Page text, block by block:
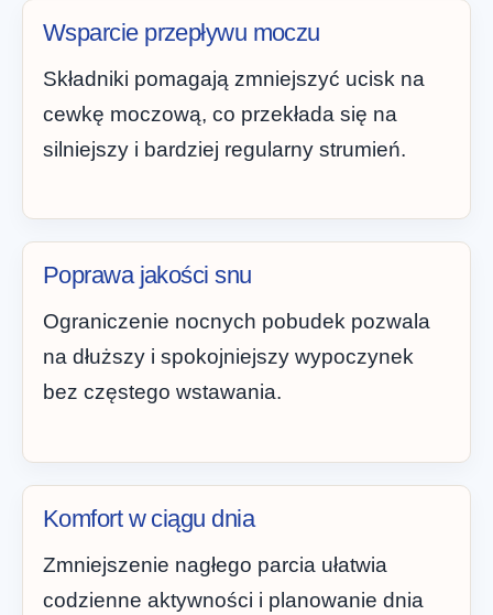
Wsparcie przepływu moczu
Składniki pomagają zmniejszyć ucisk na
cewkę moczową, co przekłada się na
silniejszy i bardziej regularny strumień.
Poprawa jakości snu
Ograniczenie nocnych pobudek pozwala
na dłuższy i spokojniejszy wypoczynek
bez częstego wstawania.
Komfort w ciągu dnia
Zmniejszenie nagłego parcia ułatwia
codzienne aktywności i planowanie dnia